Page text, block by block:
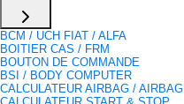
BCM / UCH FIAT / ALFA
BOITIER CAS / FRM
BOUTON DE COMMANDE
BSI / BODY COMPUTER
CALCULATEUR AIRBAG / AIRBAG